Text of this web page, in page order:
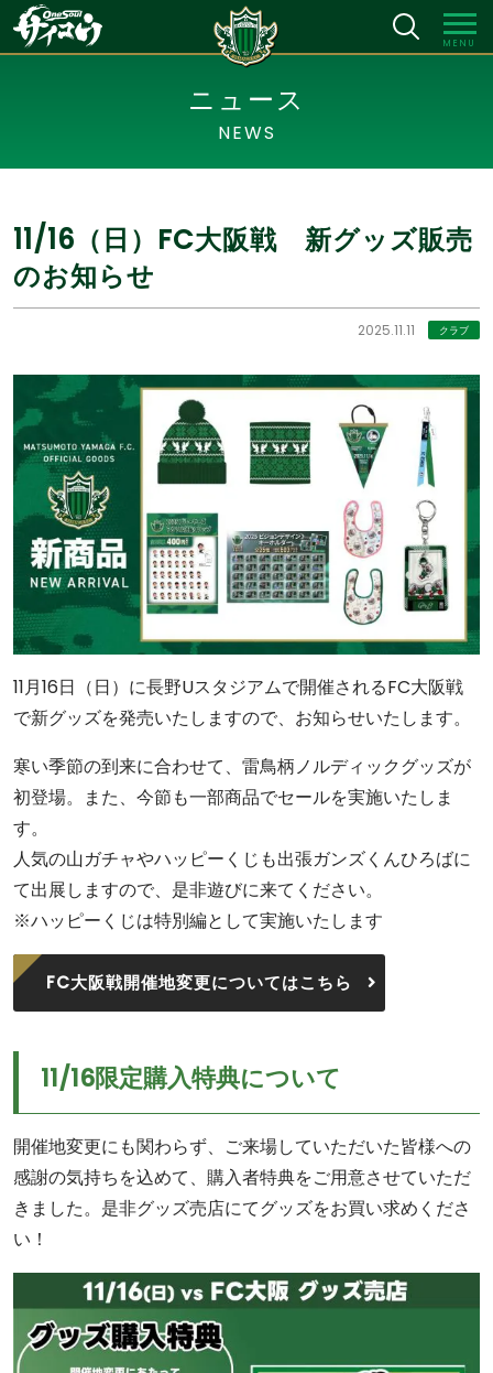
MENU
ニュース
NEWS
11/16（日）FC大阪戦 新グッズ販売
のお知らせ
2025.11.11 クラブ
11月16日（日）に長野Uスタジアムで開催されるFC大阪戦
で新グッズを発売いたしますので、お知らせいたします。
寒い季節の到来に合わせて、雷鳥柄ノルディックグッズが
初登場。また、今節も一部商品でセールを実施いたしま
す。
人気の山ガチャやハッピーくじも出張ガンズくんひろばに
て出展しますので、是非遊びに来てください。
※ハッピーくじは特別編として実施いたします
FC大阪戦開催地変更についてはこちら
11/16限定購入特典について
開催地変更にも関わらず、ご来場していただいた皆様への
感謝の気持ちを込めて、購入者特典をご用意させていただ
きました。是非グッズ売店にてグッズをお買い求めくださ
い！